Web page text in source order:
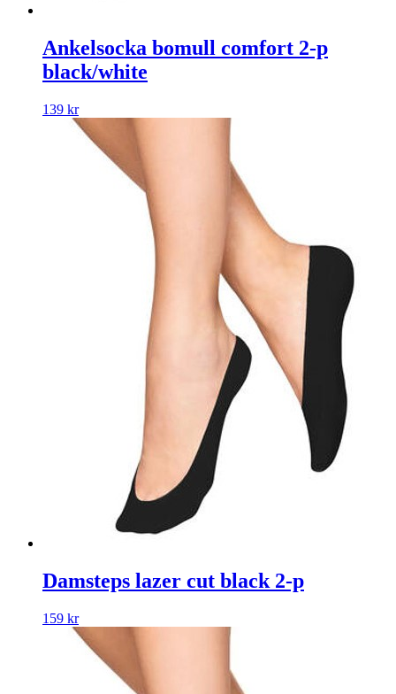
Ankelsocka bomull comfort 2-p
black/white
139 kr
Damsteps lazer cut black 2-p
159 kr